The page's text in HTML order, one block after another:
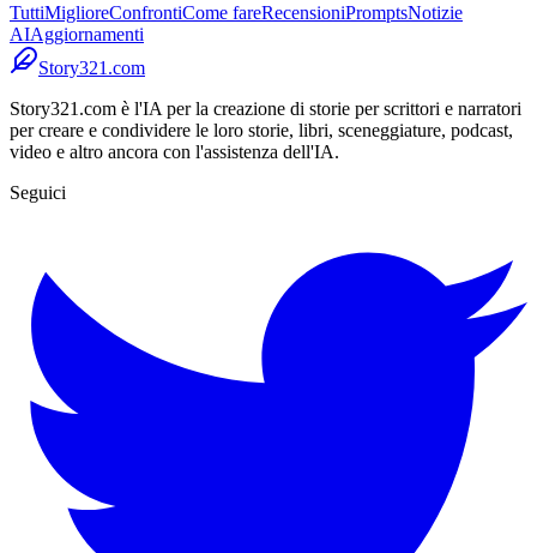
TuttiMiglioreConfrontiCome fareRecensioniPromptsNotizie
AIAggiornamenti
Story321.com
Story321.com è l'IA per la creazione di storie per scrittori e narratori
per creare e condividere le loro storie, libri, sceneggiature, podcast,
video e altro ancora con l'assistenza dell'IA.
Seguici